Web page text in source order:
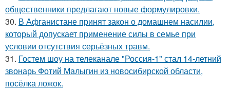
общественники предлагают новые формулировки.
30. В Афганистане принят закон о домашнем насилии,
который допускает применение силы в семье при
условии отсутствия серьёзных травм.
31. Гостем шоу на телеканале "Россия-1" стал 14-летний
звонарь Фотий Малыгин из новосибирской области,
посёлка ложок.